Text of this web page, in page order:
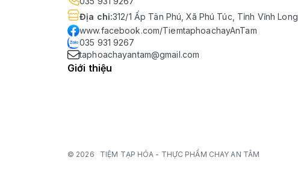
Địa chỉ:312/1 Ấp Tân Phú, Xã Phú Túc, Tỉnh Vĩnh Long
www.facebook.com/TiemtaphoachayAnTam
035 931 9267
taphoachayantam@gmail.com
Giới thiệu
© 2026 TIỆM TẠP HÓA - THỰC PHẨM CHAY AN TÂM